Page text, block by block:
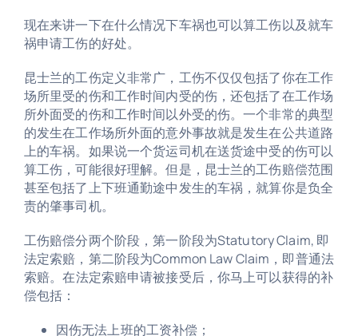
现在来讲一下在什么情况下车祸也可以算工伤以及就车
祸申请工伤的好处。
昆士兰的工伤定义非常广，工伤不仅仅包括了你在工作
场所里受的伤和工作时间内受的伤，还包括了在工作场
所外面受的伤和工作时间以外受的伤。一个非常的典型
的发生在工作场所外面的意外事故就是发生在公共道路
上的车祸。如果说一个货运司机在送货途中受的伤可以
算工伤，可能很好理解。但是，昆士兰的工伤赔偿范围
甚至包括了上下班通勤途中发生的车祸，就算你是负全
责的肇事司机。
工伤赔偿分两个阶段 ，第一阶段为Statutory Claim, 即
法定索赔， 第二阶段为Common Law Claim，即普通法
索赔。在法定索赔申请被接受后，你马上可以获得的补
偿包括 ：
因伤无法上班的工资补偿；